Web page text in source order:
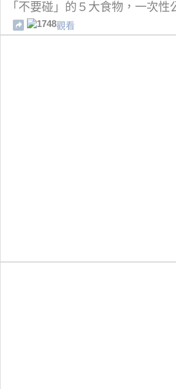
「不要碰」的５大食物，一次性
1748觀看